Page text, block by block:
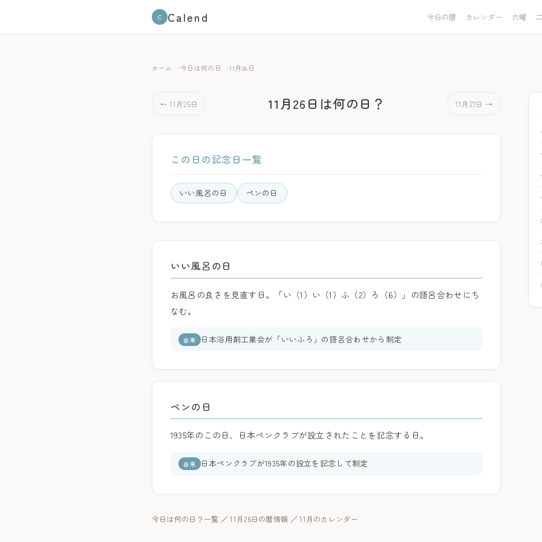
C Calend 今日の暦 カレンダー 六曜
ホーム 今日は何の日 11月26日
← 11月25日 11月26日は何の日？ 11月27日 →
この日の記念日一覧
いい風呂の日 ペンの日
いい風呂の日
お風呂の良さを見直す日。「い（1）い（1）ふ（2）ろ（6）」の語呂合わせにち
なむ。
由来 日本浴用剤工業会が「いいふろ」の語呂合わせから制定
ペンの日
1935年のこの日、日本ペンクラブが設立されたことを記念する日。
由来 日本ペンクラブが1935年の設立を記念して制定
今日は何の日？一覧 ／11月26日の暦情報 ／11月のカレンダー